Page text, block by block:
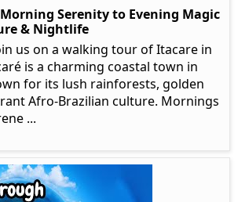
Serenity to Evening Magic
& Nightlife
us on a walking tour of Itacare in
is a charming coastal town in
for its lush rainforests, golden
Afro-Brazilian culture. Mornings
...